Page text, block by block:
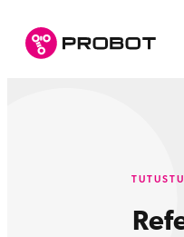
suoraan
sisältöön
Probot Oy